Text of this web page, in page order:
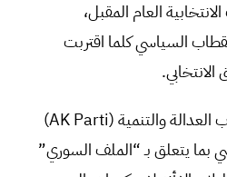
العام المقبل،
السياسي كلما اقتربت
وعلى الرغم من تصدر حزب العدالة والتنمية (AK Parti)
بما يتعلق بـ “الملف السوري”